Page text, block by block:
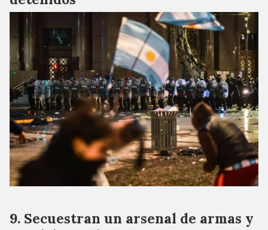
Secuestran un arsenal de armas y